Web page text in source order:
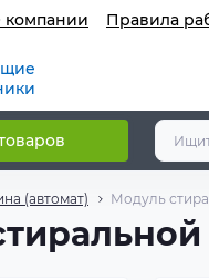
компании Правила
(автомат) Модуль